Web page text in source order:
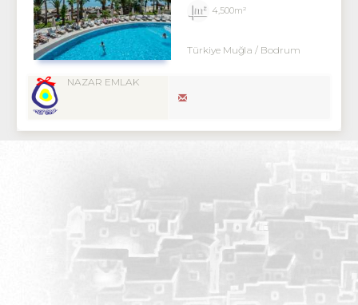
4,500m²
Türkiye Muğla / Bodrum
NAZAR EMLAK